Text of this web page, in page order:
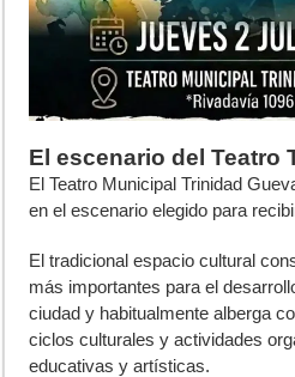
El escenario del Teatro
El Teatro Municipal Trinidad
en el escenario elegido para
El tradicional espacio cultural
más importantes para el
ciudad y habitualmente alberga
ciclos culturales y actividades
educativas y artísticas.